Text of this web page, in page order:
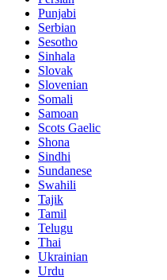
Punjabi
Serbian
Sesotho
Sinhala
Slovak
Slovenian
Somali
Samoan
Scots Gaelic
Shona
Sindhi
Sundanese
Swahili
Tajik
Tamil
Telugu
Thai
Ukrainian
Urdu